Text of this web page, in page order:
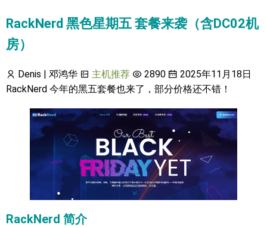
RackNerd 黑色星期五 套餐来袭（含DC02机
房）
Denis | 邓鸿华 主机推荐 2890
2025年11月18日
RackNerd 今年的黑五套餐也来了，部分价格还不错！
RackNerd 简介